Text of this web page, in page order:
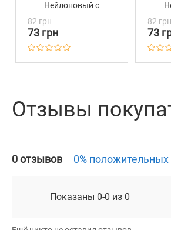
Нейлоновый с
Пряжкой и
Колокольчиком
Алекса
82 грн
73 грн
82 грн
73
Отзывы
0 отзывов 0% положительных
Показаны 0-0 из 0